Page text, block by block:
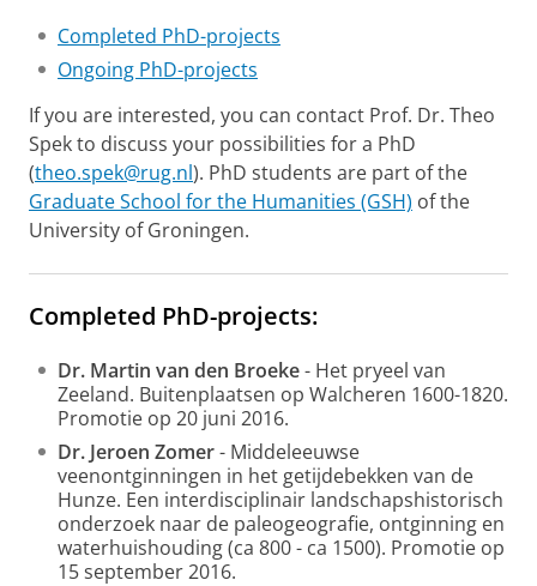
Completed PhD-projects
Ongoing PhD-projects
If you are interested, you can contact Prof. Dr. Theo
Spek to discuss your possibilities for a PhD
(theo.spek@rug.nl). PhD students are part of the
Graduate School for the Humanities (GSH) of the
University of Groningen.
Completed PhD-projects:
Dr. Martin van den Broeke- Het pryeel van
Zeeland. Buitenplaatsen op Walcheren 1600-1820.
Promotie op 20 juni 2016.
Dr. Jeroen Zomer- Middeleeuwse
veenontginningen in het getijdebekken van de
Hunze. Een interdisciplinair landschapshistorisch
onderzoek naar de paleogeografie, ontginning en
waterhuishouding (ca 800 - ca 1500). Promotie op
15 september 2016.